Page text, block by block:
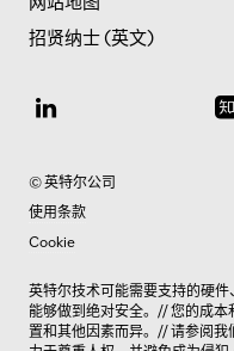
招贤纳士 (英文)
© 英特尔公司
使用条款
Cookie
英特尔技术可能需要支持的硬
能够做到绝对安全。// 您的成
置和其他因素而异。// 请参阅我